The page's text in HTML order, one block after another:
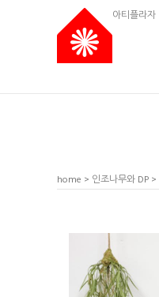
아티플라자
home > 인조나무와 DP >